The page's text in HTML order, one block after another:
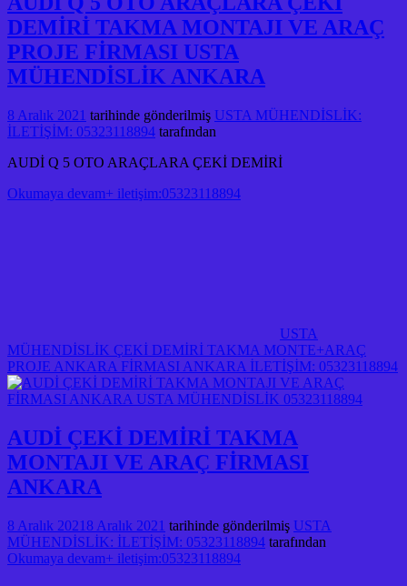
DEMİRİ TAKMA MONTAJI VE ARAÇ
PROJE FİRMASI USTA
MÜHENDİSLİK ANKARA
8 Aralık 2021 tarihinde gönderilmiş USTA MÜHENDİSLİK:
İLETİŞİM: 05323118894 tarafından
AUDİ Q 5 OTO ARAÇLARA ÇEKİ DEMİRİ
Okumaya devam+ iletişim:05323118894
USTA
MÜHENDİSLİK ÇEKİ DEMİRİ TAKMA MONTE+ARAÇ
PROJE ANKARA FİRMASI ANKARA İLETİŞİM: 05323118894
AUDİ ÇEKİ DEMİRİ TAKMA
MONTAJI VE ARAÇ FİRMASI
ANKARA
8 Aralık 2021 8 Aralık 2021 tarihinde gönderilmiş USTA
MÜHENDİSLİK: İLETİŞİM: 05323118894 tarafından
Okumaya devam+ iletişim:05323118894